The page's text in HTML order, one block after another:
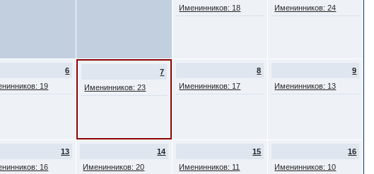
Именинников: 18
Именинников: 24
6
19
7
Именинников: 23
8
Именинников: 17
9
Именинников: 13
13
16
14
Именинников: 20
15
Именинников: 11
16
Именинников: 10